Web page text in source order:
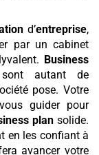
d’entreprise,
par un cabinet
Business
autant de
pose. Votre
guider pour
plan solide.
en les confiant à
avancer votre